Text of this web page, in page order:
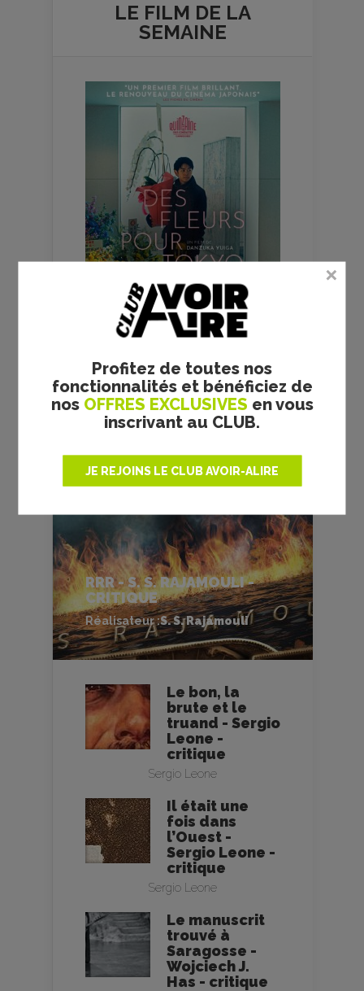
Profitez de toutes nos
fonctionnalités et bénéficiez de
nos OFFRES EXCLUSIVES en vous
inscrivant au CLUB.
JE REJOINS LE CLUB AVOIR-ALIRE
LE FILM DE LA
SEMAINE
FILMSCULTES
RRR - S. S. RAJAMOULI -
CRITIQUE
Réalisateur :S. S. Rajamouli
Le bon, la
brute et le
truand - Sergio
Leone -
critique
Sergio Leone
Il était une
fois dans
l’Ouest -
Sergio Leone -
critique
Sergio Leone
Le manuscrit
trouvé à
Saragosse -
Wojciech J.
Has - critique